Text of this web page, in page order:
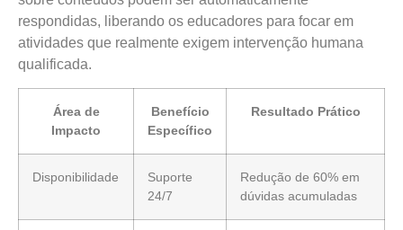
respondidas, liberando os educadores para focar em
atividades que realmente exigem intervenção humana
qualificada.
Área de
Impacto
Benefício
Específico
Resultado Prático
Disponibilidade
Suporte
24/7
Redução de 60% em
dúvidas acumuladas